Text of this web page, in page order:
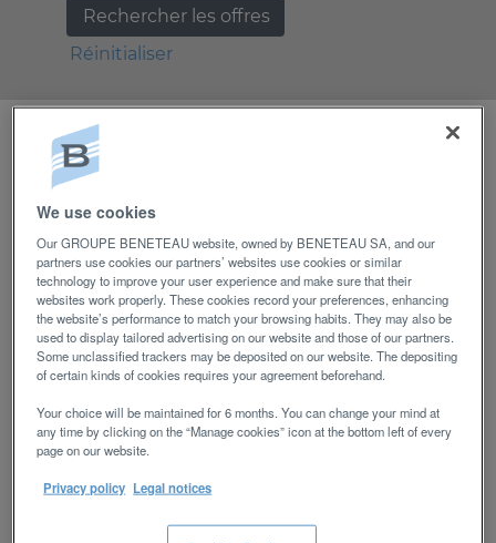
Réinitialiser
Sélectionnez la fréquence (en jours) de
réception d’une alerte :
Postuler »
Date:6 août 2026
PRODUCT ENGINEERING DESIGN
Dompierre sur Yon France
[STAGE] - Assistant Architecte Naval
We use cookies
Our GROUPE BENETEAU website, owned by BENETEAU SA, and our
partners use cookies our partners’ websites use cookies or similar
technology to improve your user experience and make sure that their
websites work properly. These cookies record your preferences, enhancing
the website’s performance to match your browsing habits. They may also be
used to display tailored advertising on our website and those of our partners.
Some unclassified trackers may be deposited on our website. The depositing
of certain kinds of cookies requires your agreement beforehand.
Your choice will be maintained for 6 months. You can change your mind at
any time by clicking on the “Manage cookies” icon at the bottom left of every
page on our website.
Privacy policy Legal notices